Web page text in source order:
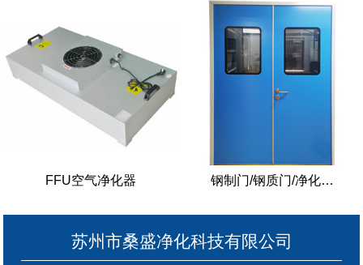
FFU空气净化器 钢制门/钢质门/净化…
苏州市桑盛净化科技有限公司